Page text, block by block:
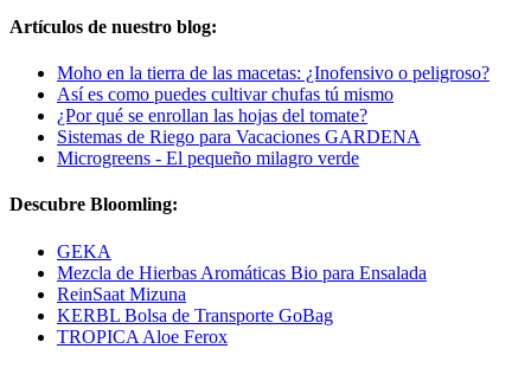
Artículos de nuestro blog:
Moho en la tierra de las macetas: ¿Inofensivo o peligroso?
Así es como puedes cultivar chufas tú mismo
¿Por qué se enrollan las hojas del tomate?
Sistemas de Riego para Vacaciones GARDENA
Microgreens - El pequeño milagro verde
Descubre Bloomling:
GEKA
Mezcla de Hierbas Aromáticas Bio para Ensalada
ReinSaat Mizuna
KERBL Bolsa de Transporte GoBag
TROPICA Aloe Ferox